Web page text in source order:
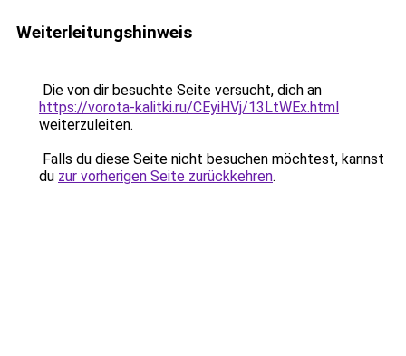
Weiterleitungshinweis
Die von dir besuchte Seite versucht, dich an
https://vorota-kalitki.ru/CEyiHVj/13LtWEx.html
weiterzuleiten.
Falls du diese Seite nicht besuchen möchtest, kannst
du zur vorherigen Seite zurückkehren.